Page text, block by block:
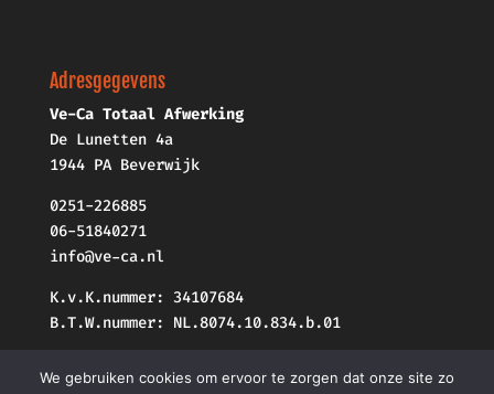
Adresgegevens
Ve-Ca Totaal Afwerking
De Lunetten 4a
1944 PA Beverwijk
0251-226885
06-51840271
info@ve-ca.nl
K.v.K.nummer: 34107684
B.T.W.nummer: NL.8074.10.834.b.01
We gebruiken cookies om ervoor te zorgen dat onze site zo